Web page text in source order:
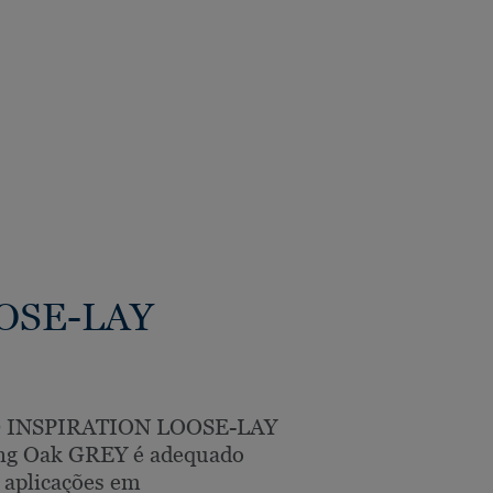
LAY
INSPIRATION LOOSE-LAY
Oak GREY é adequado
em